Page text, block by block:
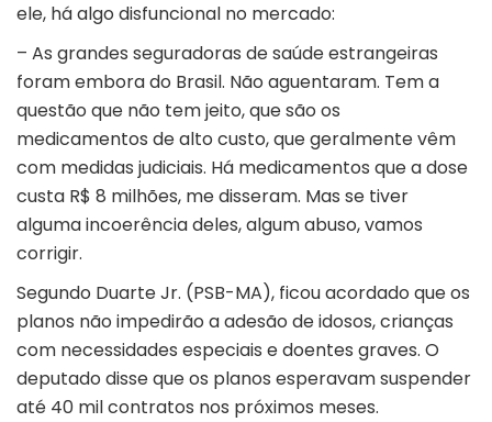
ele, há algo disfuncional no mercado:
– As grandes seguradoras de saúde estrangeiras
foram embora do Brasil. Não aguentaram. Tem a
questão que não tem jeito, que são os
medicamentos de alto custo, que geralmente vêm
com medidas judiciais. Há medicamentos que a dose
custa R$ 8 milhões, me disseram. Mas se tiver
alguma incoerência deles, algum abuso, vamos
corrigir.
Segundo Duarte Jr. (PSB-MA), ficou acordado que os
planos não impedirão a adesão de idosos, crianças
com necessidades especiais e doentes graves. O
deputado disse que os planos esperavam suspender
até 40 mil contratos nos próximos meses.